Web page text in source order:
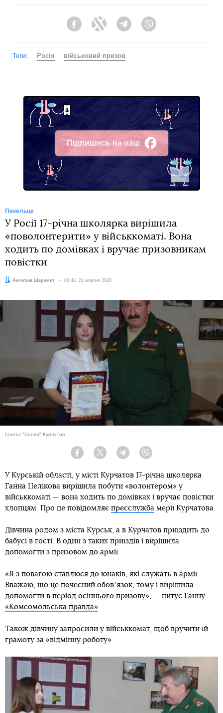
FacebookTwitter Telegram
Теги: Росія військовий призов
Підпишись на наш
Facebook
Пекельце
У Росії 17-річна школярка вирішила
«поволонтерити» у військкоматі. Вона
ходить по домівках і вручає призовникам
повістки
Автор:
Ангеліна Шеремет Дата:
00:42, 21 жовтня 2020
Газета "Слово" Курчатов
Facebook Twitter Telegram
У Курській області, у місті Курчатов 17-річна школярка
Ганна Целікова вирішила побути «волонтером» у
військкоматі — вона ходить по домівках і вручає повістки
хлопцям. Про це повідомляє пресслужба мерії Курчатова.
Дівчина родом з міста Курськ, а в Курчатов приїздить до
бабусі в гості. В один з таких приїздів і вирішила
допомогти з призовом до армії.
«Я з повагою ставлюся до юнаків, які служать в армії.
Вважаю, що це почесний обовʼязок, тому і вирішила
допомогти в період осіннього призову», — цитує Ганну
«Комсомольська правда».
Також дівчину запросили у військкомат, щоб вручити їй
грамоту за «відмінну роботу».